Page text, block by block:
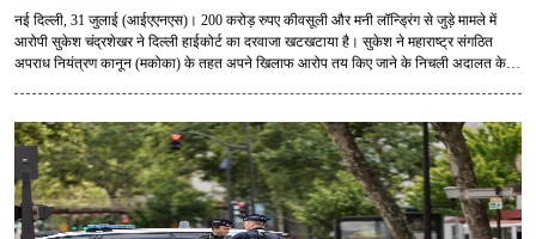
नई दिल्ली, 31 जुलाई (आईएएनएस)। 200 करोड़ रुपए कीवसूली और मनी लॉन्ड्रिंग से जुड़े मामले में
आरोपी सुकेश चंद्रशेखर ने दिल्ली हाईकोर्ट का दरवाजा खटखटाया है। सुकेश ने महाराष्ट्र संगठित
अपराध नियंत्रण कानून (मकोका) के तहत अपने खिलाफ आरोप तय किए जाने के निचली अदालत के